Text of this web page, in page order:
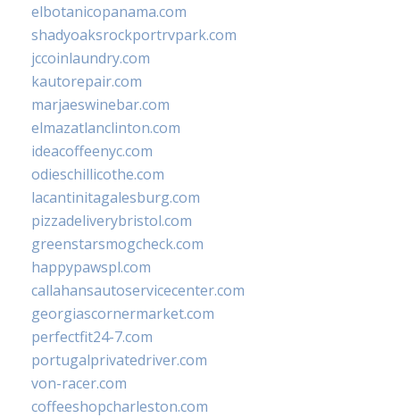
elbotanicopanama.com
shadyoaksrockportrvpark.com
jccoinlaundry.com
kautorepair.com
marjaeswinebar.com
elmazatlanclinton.com
ideacoffeenyc.com
odieschillicothe.com
lacantinitagalesburg.com
pizzadeliverybristol.com
greenstarsmogcheck.com
happypawspl.com
callahansautoservicecenter.com
georgiascornermarket.com
perfectfit24-7.com
portugalprivatedriver.com
von-racer.com
coffeeshopcharleston.com